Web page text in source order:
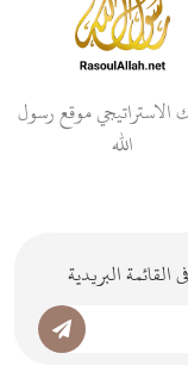
الاستراتيجي موقع رسول
الله
البريدية